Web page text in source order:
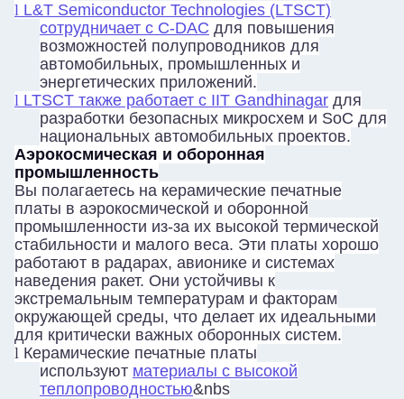
l L&T Semiconductor Technologies (LTSCT)
сотрудничает с C-DAC для повышения
возможностей полупроводников для
автомобильных, промышленных и
энергетических приложений.
l LTSCT также работает с IIT Gandhinagar для
разработки безопасных микросхем и SoC для
национальных автомобильных проектов.
Аэрокосмическая и оборонная
промышленность
Вы полагаетесь на керамические печатные
платы в аэрокосмической и оборонной
промышленности из-за их высокой термической
стабильности и малого веса. Эти платы хорошо
работают в радарах, авионике и системах
наведения ракет. Они устойчивы к
экстремальным температурам и факторам
окружающей среды, что делает их идеальными
для критически важных оборонных систем.
l Керамические печатные платы
используют материалы с высокой
теплопроводностью&nbs